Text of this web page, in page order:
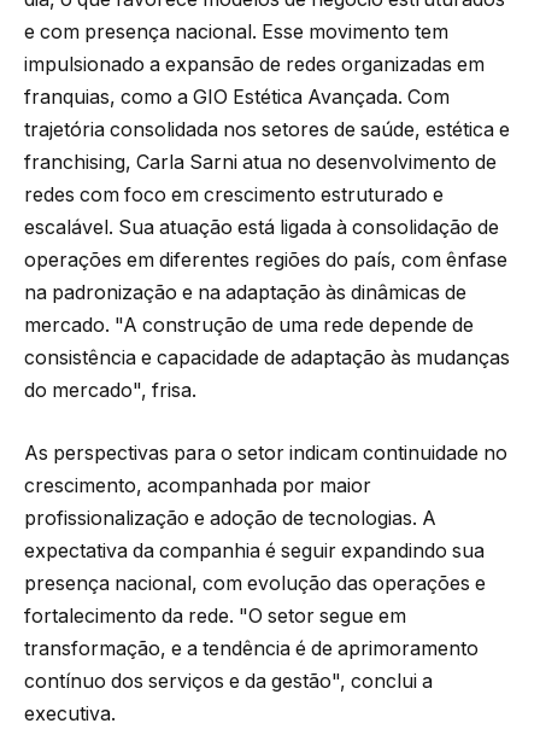
e com presença nacional. Esse movimento tem
impulsionado a expansão de redes organizadas em
franquias, como a GIO Estética Avançada. Com
trajetória consolidada nos setores de saúde, estética e
franchising, Carla Sarni atua no desenvolvimento de
redes com foco em crescimento estruturado e
escalável. Sua atuação está ligada à consolidação de
operações em diferentes regiões do país, com ênfase
na padronização e na adaptação às dinâmicas de
mercado. "A construção de uma rede depende de
consistência e capacidade de adaptação às mudanças
do mercado", frisa.
As perspectivas para o setor indicam continuidade no
crescimento, acompanhada por maior
profissionalização e adoção de tecnologias. A
expectativa da companhia é seguir expandindo sua
presença nacional, com evolução das operações e
fortalecimento da rede. "O setor segue em
transformação, e a tendência é de aprimoramento
contínuo dos serviços e da gestão", conclui a
executiva.